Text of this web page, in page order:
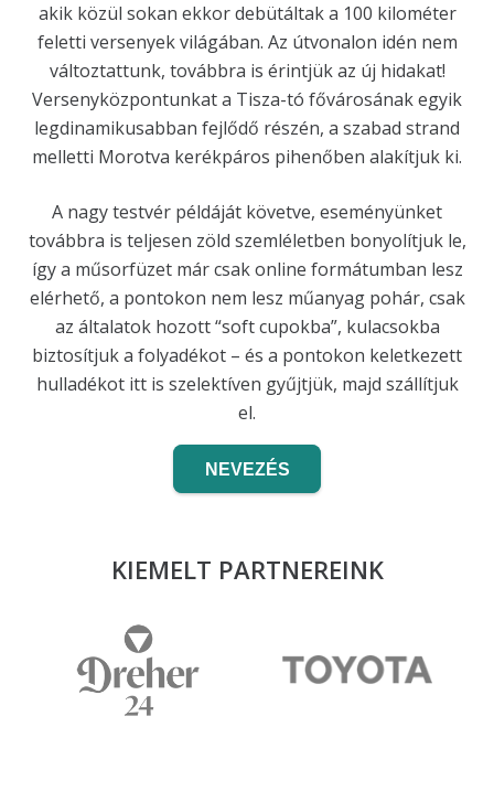
akik közül sokan ekkor debütáltak a 100 kilométer
feletti versenyek világában. Az útvonalon idén nem
változtattunk, továbbra is érintjük az új hidakat!
Versenyközpontunkat a Tisza-tó fővárosának egyik
legdinamikusabban fejlődő részén, a szabad strand
melletti Morotva kerékpáros pihenőben alakítjuk ki.
A nagy testvér példáját követve, eseményünket
továbbra is teljesen zöld szemléletben bonyolítjuk le,
így a műsorfüzet már csak online formátumban lesz
elérhető, a pontokon nem lesz műanyag pohár, csak
az általatok hozott “soft cupokba”, kulacsokba
biztosítjuk a folyadékot – és a pontokon keletkezett
hulladékot itt is szelektíven gyűjtjük, majd szállítjuk
el.
NEVEZÉS
KIEMELT PARTNEREINK